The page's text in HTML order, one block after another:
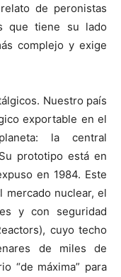
de peronistas
que tiene su lado
complejo y exige
Nuestro país
exportable en el
la central
prototipo está en
en 1984. Este
mercado nuclear, el
y con seguridad
cuyo techo
de miles de
“de máxima” para